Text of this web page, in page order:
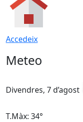
Accedeix
Meteo
Divendres, 7 d’agost
T.Màx: 34°